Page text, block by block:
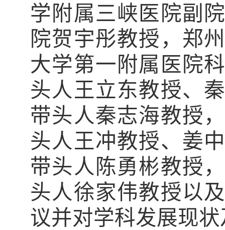
学附属三峡医院副
院贺宇彤教授，郑
大学第一附属医院
头人王立东教授、
带头人秦志海教授
头人王冲教授、姜
带头人陈勇彬教授
头人徐家伟教授以
议并对学科发展现